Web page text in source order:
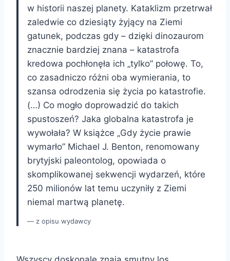
w historii naszej planety. Kataklizm przetrwał
zaledwie co dziesiąty żyjący na Ziemi
gatunek, podczas gdy – dzięki dinozaurom
znacznie bardziej znana – katastrofa
kredowa pochłonęła ich „tylko” połowę. To,
co zasadniczo różni oba wymierania, to
szansa odrodzenia się życia po katastrofie.
(…) Co mogło doprowadzić do takich
spustoszeń? Jaka globalna katastrofa je
wywołała? W książce „Gdy życie prawie
wymarło” Michael J. Benton, renomowany
brytyjski paleontolog, opowiada o
skomplikowanej sekwencji wydarzeń, które
250 milionów lat temu uczyniły z Ziemi
niemal martwą planetę.
z opisu wydawcy